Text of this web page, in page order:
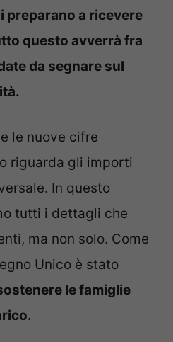
preparano a ricevere
questo avverrà fra
da segnare sul
le nuove cifre
riguarda gli importi
In questo
tutti i dettagli che
ma non solo. Come
Unico è stato
le famiglie